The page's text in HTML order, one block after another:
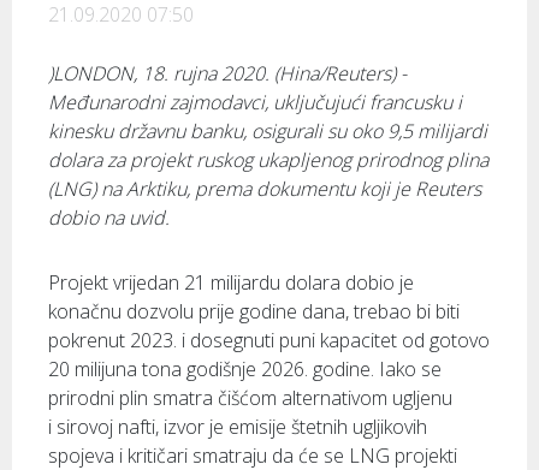
21.09.2020 07:50
)LONDON, 18. rujna 2020. (Hina/Reuters) -
Međunarodni zajmodavci, uključujući francusku i
kinesku državnu banku, osigurali su oko 9,5 milijardi
dolara za projekt ruskog ukapljenog prirodnog plina
(LNG) na Arktiku, prema dokumentu koji je Reuters
dobio na uvid.
Projekt vrijedan 21 milijardu dolara dobio je
konačnu dozvolu prije godine dana, trebao bi biti
pokrenut 2023. i dosegnuti puni kapacitet od gotovo
20 milijuna tona godišnje 2026. godine. Iako se
prirodni plin smatra čišćom alternativom ugljenu
i sirovoj nafti, izvor je emisije štetnih ugljikovih
spojeva i kritičari smatraju da će se LNG projekti